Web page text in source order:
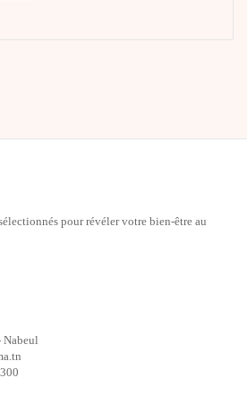
pour révéler votre bien-être au
Nabeul